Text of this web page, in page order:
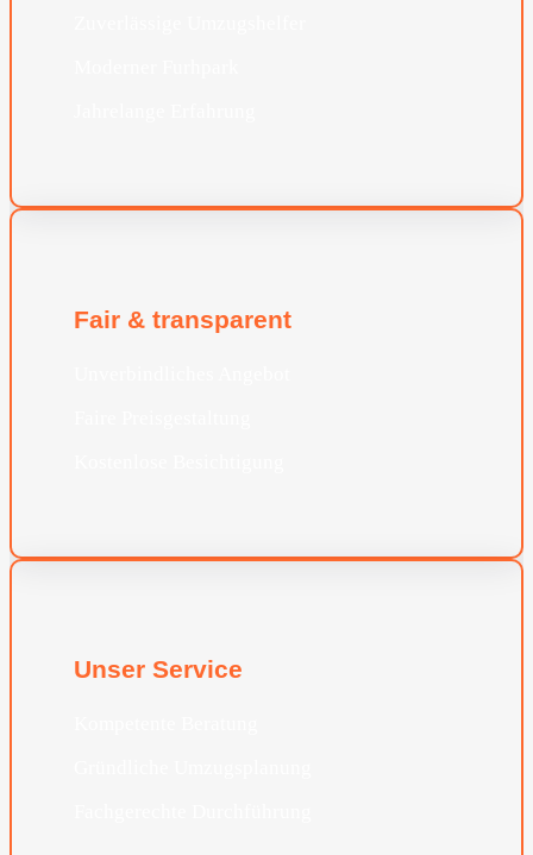
Fair & transparent
Unser Service